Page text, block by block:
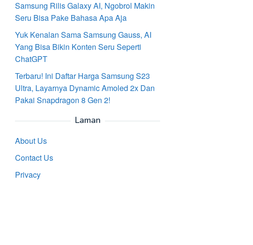
Samsung Rilis Galaxy AI, Ngobrol Makin
Seru Bisa Pake Bahasa Apa Aja
Yuk Kenalan Sama Samsung Gauss, AI
Yang Bisa Bikin Konten Seru Seperti
ChatGPT
Terbaru! Ini Daftar Harga Samsung S23
Ultra, Layarnya Dynamic Amoled 2x Dan
Pakai Snapdragon 8 Gen 2!
Laman
About Us
Contact Us
Privacy